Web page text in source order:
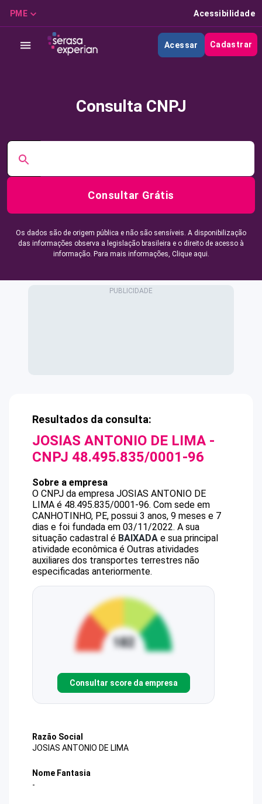
PME Acessibilidade
Acessar Cadastrar
Consulta CNPJ
Consultar Grátis
Os dados são de origem pública e não são sensíveis. A disponibilização
das informações observa a legislação brasileira e o direito de acesso à
informação. Para mais informações, Clique aqui.
Resultados da consulta:
JOSIAS ANTONIO DE LIMA -
CNPJ 48.495.835/0001-96
Sobre a empresa
O CNPJ da empresa JOSIAS ANTONIO DE
LIMA é 48.495.835/0001-96. Com sede em
CANHOTINHO, PE, possui 3 anos, 9 meses e 7
dias e foi fundada em 03/11/2022. A sua
situação cadastral é BAIXADA e sua principal
atividade econômica é Outras atividades
auxiliares dos transportes terrestres não
especificadas anteriormente.
Consultar score da empresa
Razão Social
JOSIAS ANTONIO DE LIMA
Nome Fantasia
-